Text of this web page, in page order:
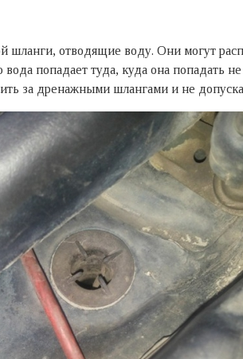
шланги, отводящие воду. Они могут
вода попадает туда, куда она попадать
за дренажными шлангами и не